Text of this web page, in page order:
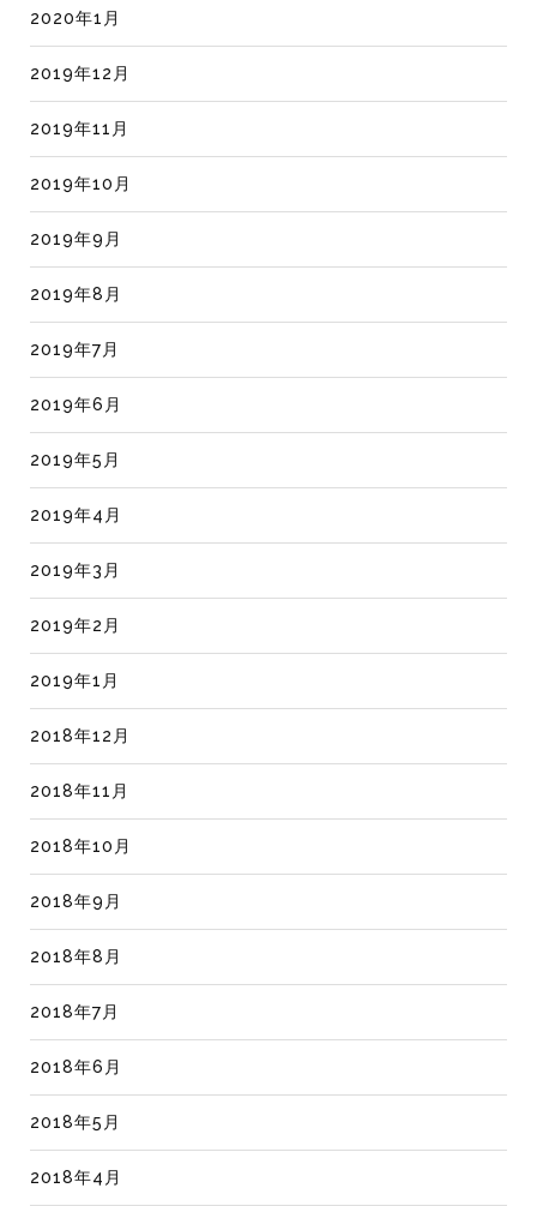
2020年1月
2019年12月
2019年11月
2019年10月
2019年9月
2019年8月
2019年7月
2019年6月
2019年5月
2019年4月
2019年3月
2019年2月
2019年1月
2018年12月
2018年11月
2018年10月
2018年9月
2018年8月
2018年7月
2018年6月
2018年5月
2018年4月